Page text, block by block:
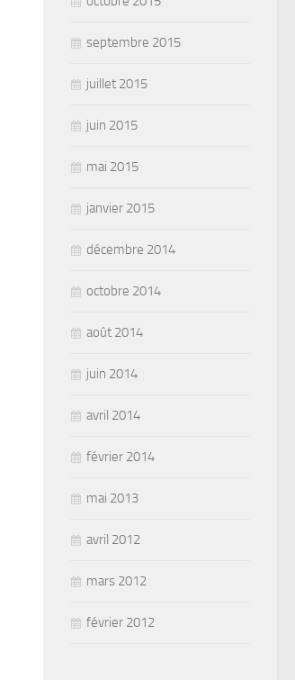
septembre 2015
juillet 2015
juin 2015
mai 2015
janvier 2015
décembre 2014
octobre 2014
août 2014
juin 2014
avril 2014
février 2014
mai 2013
avril 2012
mars 2012
février 2012